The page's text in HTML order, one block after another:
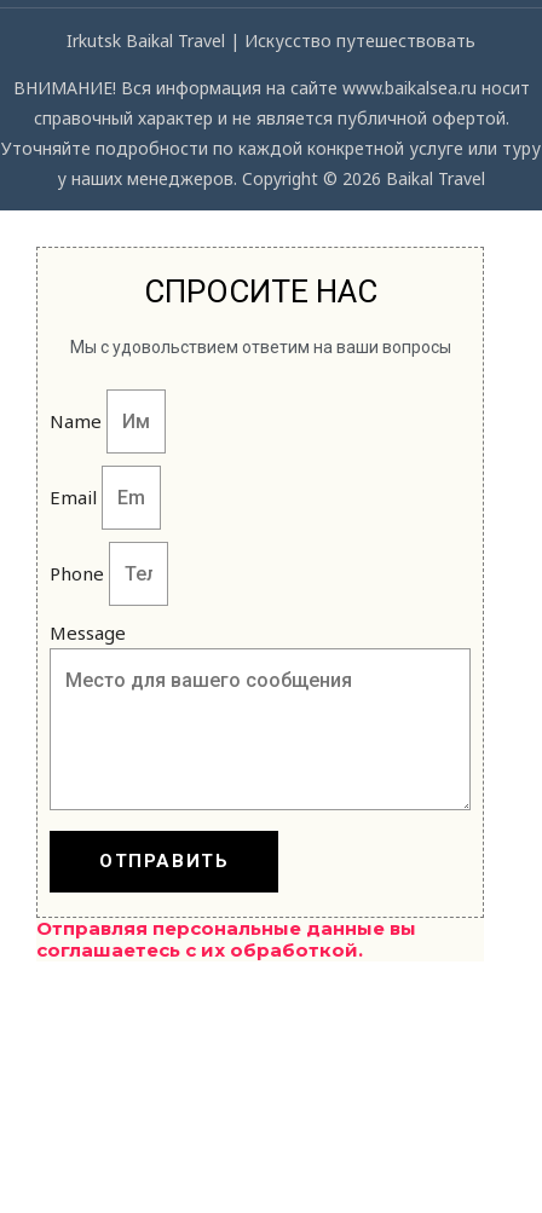
Irkutsk Baikal Travel | Искусство путешествовать
ВНИМАНИЕ! Вся информация на сайте www.baikalsea.ru носит
справочный характер и не является публичной офертой.
Уточняйте подробности по каждой конкретной услуге или туру
у наших менеджеров. Copyright © 2026 Baikal Travel
СПРОСИТЕ НАС
Мы с удовольствием ответим на ваши вопросы
Name
Email
Phone
Message
ОТПРАВИТЬ
Отправляя персональные данные вы
соглашаетесь с их обработкой.